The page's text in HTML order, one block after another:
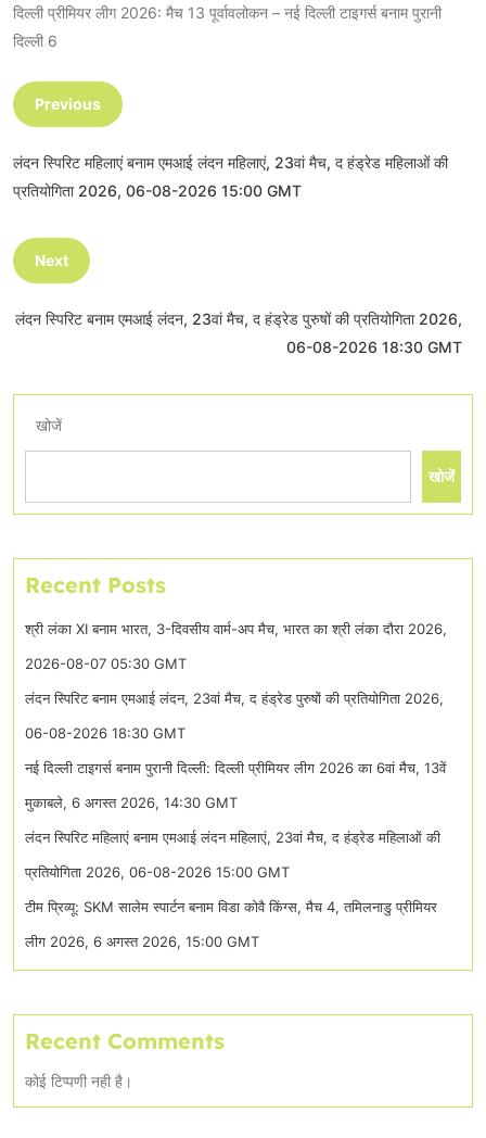
दिल्ली प्रीमियर लीग 2026: मैच 13 पूर्वावलोकन – नई दिल्ली टाइगर्स बनाम पुरानी
दिल्ली 6
Previous
लंदन स्पिरिट महिलाएं बनाम एमआई लंदन महिलाएं, 23वां मैच, द हंड्रेड महिलाओं की
प्रतियोगिता 2026, 06-08-2026 15:00 GMT
Next
लंदन स्पिरिट बनाम एमआई लंदन, 23वां मैच, द हंड्रेड पुरुषों की प्रतियोगिता 2026,
06-08-2026 18:30 GMT
खोजें
खोजें
Recent Posts
श्री लंका XI बनाम भारत, 3-दिवसीय वार्म-अप मैच, भारत का श्री लंका दौरा 2026,
2026-08-07 05:30 GMT
लंदन स्पिरिट बनाम एमआई लंदन, 23वां मैच, द हंड्रेड पुरुषों की प्रतियोगिता 2026,
06-08-2026 18:30 GMT
नई दिल्ली टाइगर्स बनाम पुरानी दिल्ली: दिल्ली प्रीमियर लीग 2026 का 6वां मैच, 13वें
मुकाबले, 6 अगस्त 2026, 14:30 GMT
लंदन स्पिरिट महिलाएं बनाम एमआई लंदन महिलाएं, 23वां मैच, द हंड्रेड महिलाओं की
प्रतियोगिता 2026, 06-08-2026 15:00 GMT
टीम प्रिव्यू: SKM सालेम स्पार्टन बनाम विडा कोवै किंग्स, मैच 4, तमिलनाडु प्रीमियर
लीग 2026, 6 अगस्त 2026, 15:00 GMT
Recent Comments
कोई टिप्पणी नही है।